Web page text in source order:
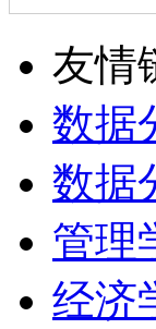
友情
数据
数据
管理
经济